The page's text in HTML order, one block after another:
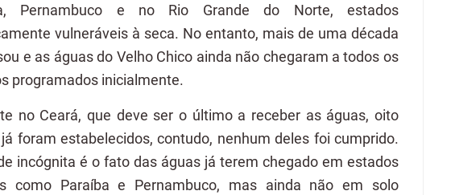
Pernambuco e no Rio Grande do Norte, estados
vulneráveis à seca. No entanto, mais de uma década
e as águas do Velho Chico ainda não chegaram a todos os
programados inicialmente.
no Ceará, que deve ser o último a receber as águas, oito
foram estabelecidos, contudo, nenhum deles foi cumprido.
incógnita é o fato das águas já terem chegado em estados
como Paraíba e Pernambuco, mas ainda não em solo